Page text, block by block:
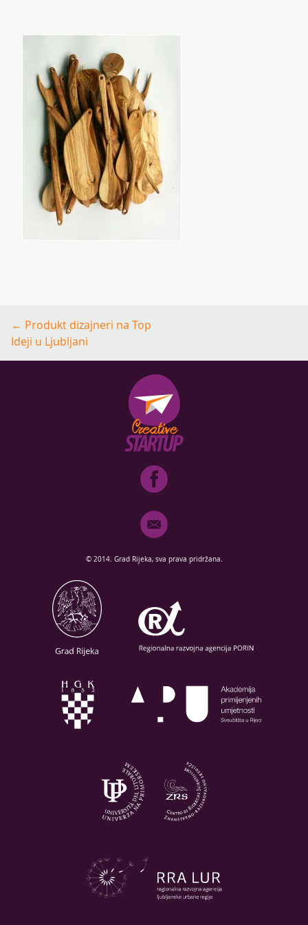
Post
navigation
← Produkt dizajneri na Top
Ideji u Ljubljani
© 2014. Grad Rijeka, sva prava pridržana.